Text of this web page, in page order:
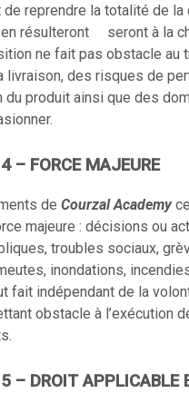
reprendre la totalité de la
résulteront seront à la
ne fait pas obstacle au
livraison, des risques de
du produit ainsi que des
– FORCE MAJEURE
de Courzal Academy
majeure : décisions ou
troubles sociaux,
inondations,
fait indépendant de la
obstacle à l’exécution
– DROIT APPLICABLE